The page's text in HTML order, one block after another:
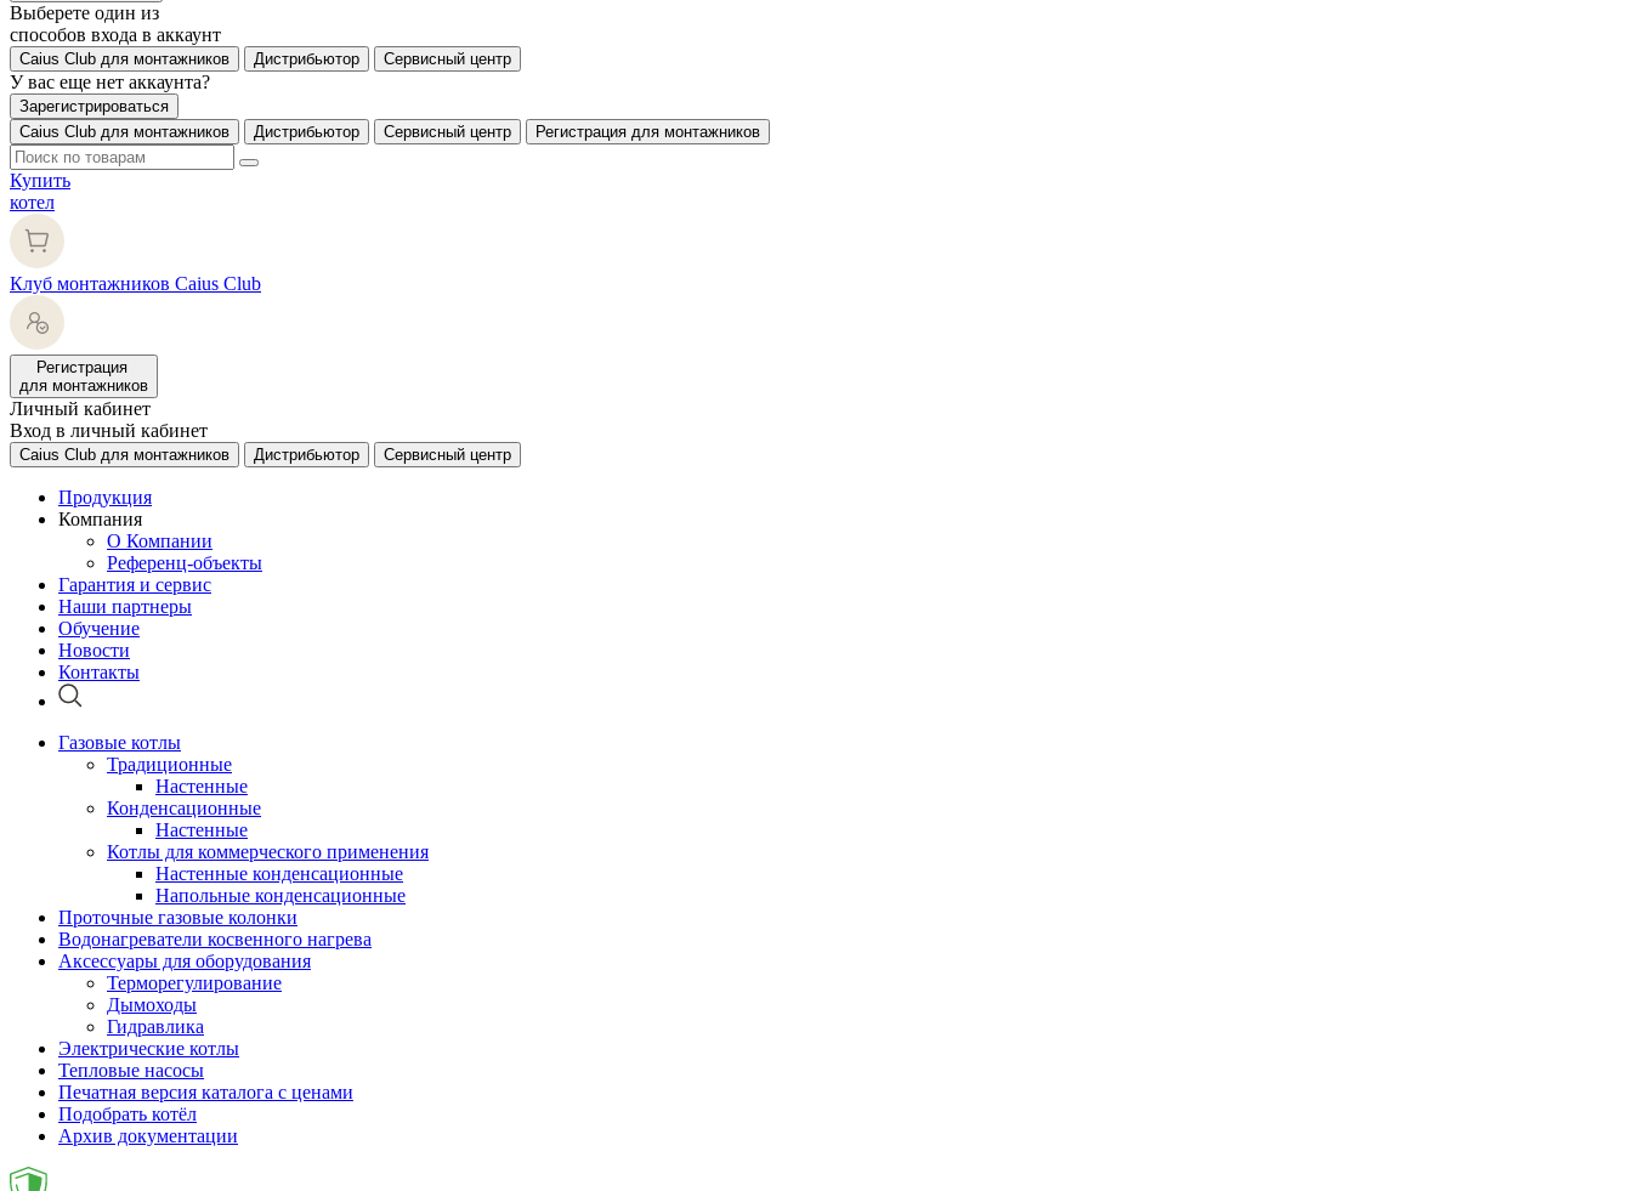
Выберете один из
способов входа в аккаунт
Caius Club для монтажников Дистрибьютор Сервисный центр
У вас еще нет аккаунта?
Зарегистрироваться
Caius Club для монтажников
Дистрибьютор Сервисный центр Регистрация для монтажников
Купить
котел
Клуб монтажников Caius Club
Регистрация
для монтажников
Личный кабинет
Вход в личный кабинет
Caius Club для монтажников Дистрибьютор Сервисный центр
Продукция
Компания
О Компании
Референц-объекты
Гарантия и сервис
Наши партнеры
Обучение
Новости
Контакты
Газовые котлы
Традиционные
Настенные
Конденсационные
Настенные
Котлы для коммерческого применения
Настенные конденсационные
Напольные конденсационные
Проточные газовые колонки
Водонагреватели косвенного нагрева
Аксессуары для оборудования
Терморегулирование
Дымоходы
Гидравлика
Электрические котлы
Тепловые насосы
Печатная версия каталога с ценами
Подобрать котёл
Архив документации